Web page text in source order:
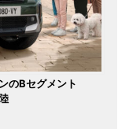
のBセグメント